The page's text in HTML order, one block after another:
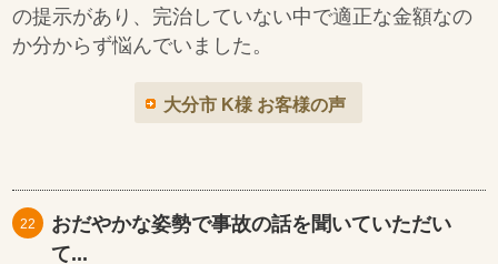
の提示があり、完治していない中で適正な金額なの
か分からず悩んでいました。
大分市 K様 お客様の声
おだやかな姿勢で事故の話を聞いていただい
て...
22